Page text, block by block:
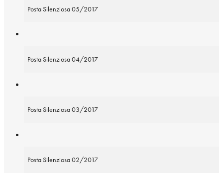
Posta Silenziosa 05/2017
Posta Silenziosa 04/2017
Posta Silenziosa 03/2017
Posta Silenziosa 02/2017